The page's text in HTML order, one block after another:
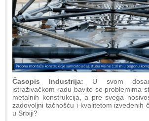
Časopis Industrija: U svom
istraživačkom radu bavite se problemima
metalnih konstrukcija, a pre svega
zadovoljni tačnošću i kvalitetom izvedenih
u Srbiji?